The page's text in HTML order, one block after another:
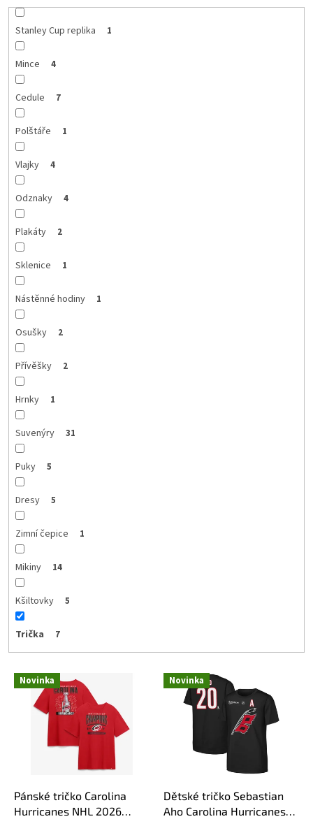
Stanley Cup replika 1
Mince 4
Cedule 7
Polštáře 1
Vlajky 4
Odznaky 4
Plakáty 2
Sklenice 1
Nástěnné hodiny 1
Osušky 2
Přívěšky 2
Hrnky 1
Suvenýry 31
Puky 5
Dresy 5
Zimní čepice 1
Mikiny 14
Kšiltovky 5
Trička 7
V Novinka
Pánské tričko Carolina
Hurricanes NHL 2026
Novinka
Dětské tričko Sebastian
Aho Carolina Hurricanes